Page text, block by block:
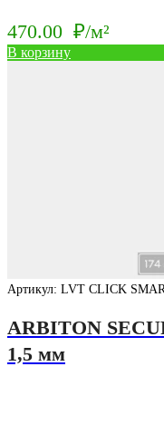
470.00 ₽/м²
В корзину
Артикул: LVT CLICK
ARBITON
1,5 мм